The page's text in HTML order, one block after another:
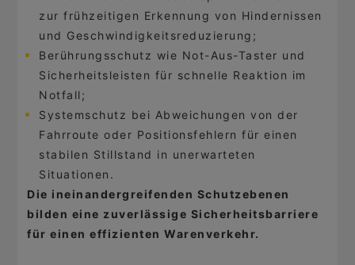
zur frühzeitigen Erkennung von Hindernissen
und Geschwindigkeitsreduzierung;
Berührungsschutz wie Not-Aus-Taster und
Sicherheitsleisten für schnelle Reaktion im
Notfall;
Systemschutz bei Abweichungen von der
Fahrroute oder Positionsfehlern für einen
stabilen Stillstand in unerwarteten
Situationen.
Die ineinandergreifenden Schutzebenen
bilden eine zuverlässige Sicherheitsbarriere
für einen effizienten Warenverkehr.